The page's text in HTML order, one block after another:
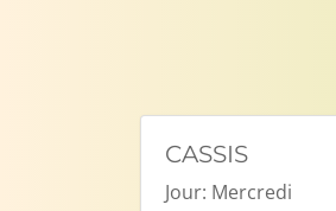
CASSIS
Jour: Mercredi